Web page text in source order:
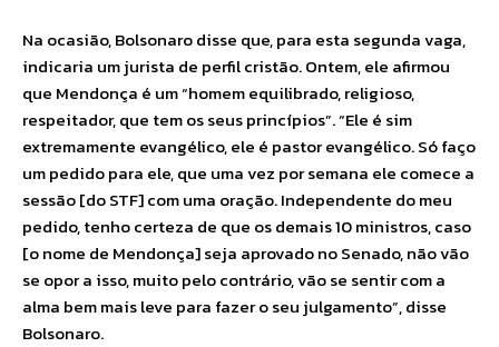
Na ocasião, Bolsonaro disse que, para esta segunda vaga,
indicaria um jurista de perfil cristão. Ontem, ele afirmou
que Mendonça é um “homem equilibrado, religioso,
respeitador, que tem os seus princípios”. “Ele é sim
extremamente evangélico, ele é pastor evangélico. Só faço
um pedido para ele, que uma vez por semana ele comece a
sessão [do STF] com uma oração. Independente do meu
pedido, tenho certeza de que os demais 10 ministros, caso
[o nome de Mendonça] seja aprovado no Senado, não vão
se opor a isso, muito pelo contrário, vão se sentir com a
alma bem mais leve para fazer o seu julgamento”, disse
Bolsonaro.